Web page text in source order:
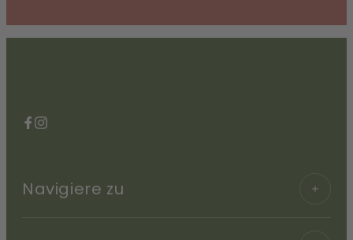
Navigiere zu